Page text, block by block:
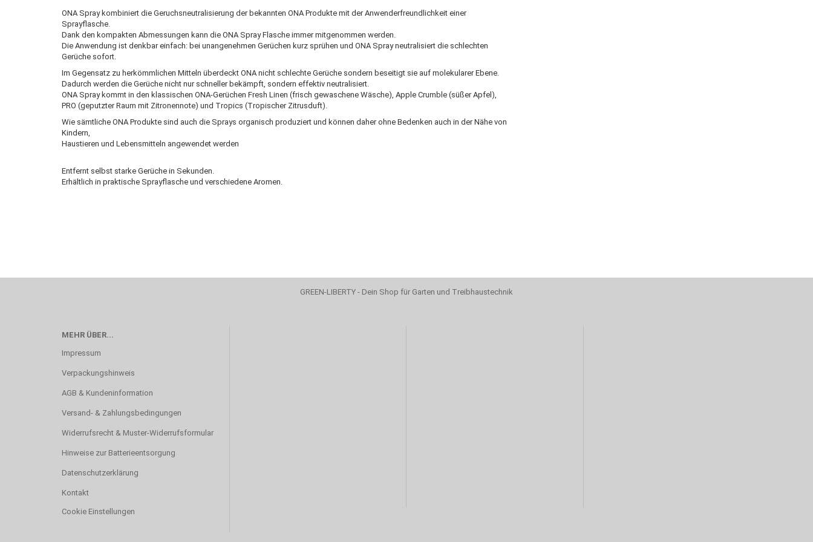
ONA Spray kombiniert die Geruchsneutralisierung der bekannten ONA Produkte mit der Anwenderfreundlichkeit einer
Sprayflasche.
Dank den kompakten Abmessungen kann die ONA Spray Flasche immer mitgenommen werden.
Die Anwendung ist denkbar einfach: bei unangenehmen Gerüchen kurz sprühen und ONA Spray neutralisiert die schlechten
Gerüche sofort.
Im Gegensatz zu herkömmlichen Mitteln überdeckt ONA nicht schlechte Gerüche sondern beseitigt sie auf molekularer Ebene.
Dadurch werden die Gerüche nicht nur schneller bekämpft, sondern effektiv neutralisiert.
ONA Spray kommt in den klassischen ONA-Gerüchen Fresh Linen (frisch gewaschene Wäsche), Apple Crumble (süßer Apfel),
PRO (geputzter Raum mit Zitronennote) und Tropics (Tropischer Zitrusduft).
Wie sämtliche ONA Produkte sind auch die Sprays organisch produziert und können daher ohne Bedenken auch in der Nähe von
Kindern,
Haustieren und Lebensmitteln angewendet werden
Entfernt selbst starke Gerüche in Sekunden.
Erhältlich in praktische Sprayflasche und verschiedene Aromen.
GREEN-LIBERTY - Dein Shop für Garten und Treibhaustechnik
MEHR ÜBER...
Impressum
Verpackungshinweis
AGB & Kundeninformation
Versand- & Zahlungsbedingungen
Widerrufsrecht & Muster-Widerrufsformular
Hinweise zur Batterieentsorgung
Datenschutzerklärung
Kontakt
Cookie Einstellungen